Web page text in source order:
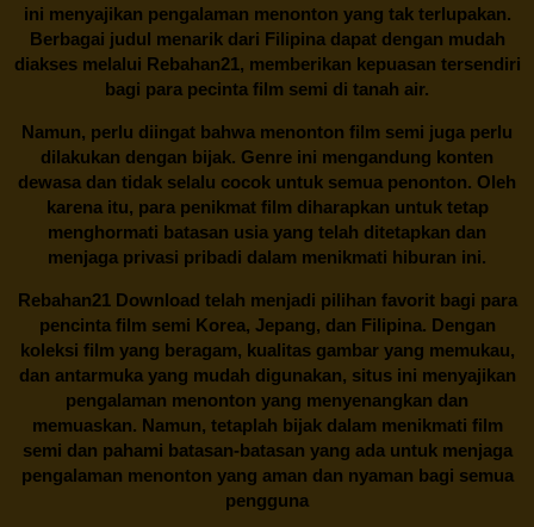
ini menyajikan pengalaman menonton yang tak terlupakan.
Berbagai judul menarik dari Filipina dapat dengan mudah
diakses melalui Rebahan21, memberikan kepuasan tersendiri
bagi para pecinta film semi di tanah air.
Namun, perlu diingat bahwa menonton film semi juga perlu
dilakukan dengan bijak. Genre ini mengandung konten
dewasa dan tidak selalu cocok untuk semua penonton. Oleh
karena itu, para penikmat film diharapkan untuk tetap
menghormati batasan usia yang telah ditetapkan dan
menjaga privasi pribadi dalam menikmati hiburan ini.
Rebahan21Download telah menjadi pilihan favorit bagi para
pencinta film semi Korea, Jepang, dan Filipina. Dengan
koleksi film yang beragam, kualitas gambar yang memukau,
dan antarmuka yang mudah digunakan, situs ini menyajikan
pengalaman menonton yang menyenangkan dan
memuaskan. Namun, tetaplah bijak dalam menikmati film
semi dan pahami batasan-batasan yang ada untuk menjaga
pengalaman menonton yang aman dan nyaman bagi semua
pengguna